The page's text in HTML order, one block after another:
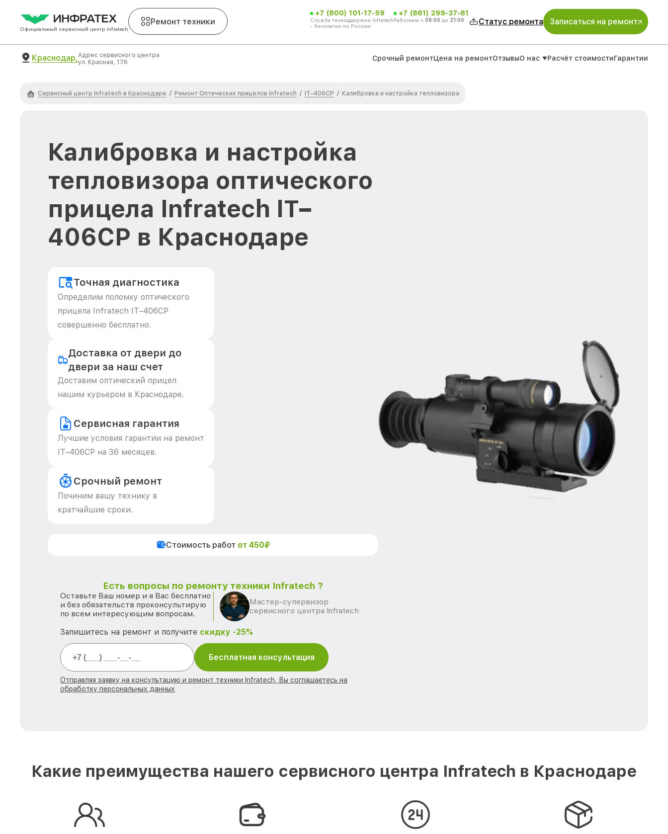
Официальный сервисный центр Infratech
Ремонт техники
+7 (800) 101-17-59
Служба техподдержки Infratech
- бесплатно по России
+7 (861) 299-37-61
Работаем с 09:00 до 21:00 Статус ремонта Записаться на ремонт
Краснодар,Адрес сервисного центра
ул. Красная, 176
Срочный ремонтЦена на ремонтОтзывыО нас Расчёт стоимостиГарантии
Сервисный центр Infratech в Краснодаре / Ремонт Оптических прицелов Infratech / IT–406СP / Калибровка и настройка тепловизора
Калибровка и настройка
тепловизора оптического
прицела Infratech IT–
406СP в Краснодаре
Точная диагностика
Определим поломку оптического
прицела Infratech IT–406СP
совершенно бесплатно.
Доставка от двери до
двери за наш счет
Доставим оптический прицел
нашим курьером в Краснодаре.
Сервисная гарантия
Лучшие условия гарантии на ремонт
IT–406СP на 36 месяцев.
Срочный ремонт
Починим вашу технику в
кратчайшие сроки.
Стоимость работ от 450₽
Есть вопросы по ремонту техники Infratech ?
Оставьте Ваш номер и я Вас бесплатно
и без обязательств проконсультирую
по всем интересующим вопросам.
Мастер-супервизор
сервисного центра Infratech
Запишитесь на ремонт и получите скидку -25%
Бесплатная консультация
Отправляя заявку на консультацию и ремонт техники Infratech, Вы соглашаетесь на
обработку персональных данных
Какие преимущества нашего сервисного центра Infratech в Краснодаре